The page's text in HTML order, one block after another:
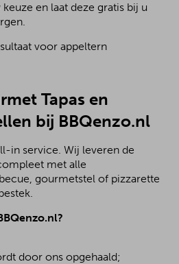
en laat deze gratis bij u
Tapas en
bij BBQenzo.nl
in service. Wij leveren de
met alle
gourmetstel of pizzarette
door ons opgehaald;